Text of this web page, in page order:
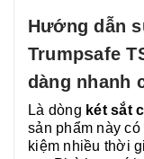
Hướng dẫn
Trumpsafe
dàng nhanh
Là dòng két sắt
sản phẩm này
kiệm nhiều thời